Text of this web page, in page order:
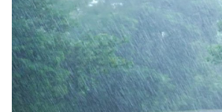
मनोरंजन
राज्य
दुनिया